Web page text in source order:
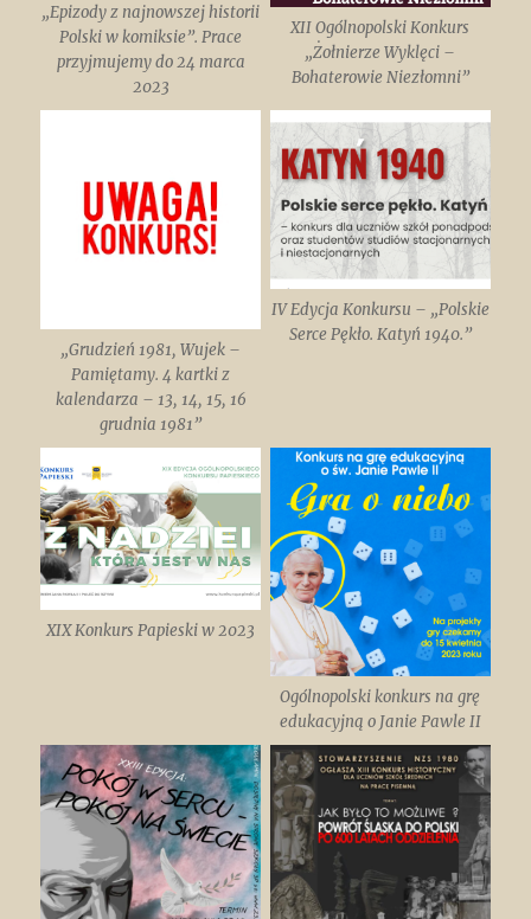
„Epizody z najnowszej historii
Polski w komiksie”. Prace
przyjmujemy do 24 marca
2023
XII Ogólnopolski Konkurs
„Żołnierze Wyklęci –
Bohaterowie Niezłomni”
„Grudzień 1981, Wujek –
Pamiętamy. 4 kartki z
kalendarza – 13, 14, 15, 16
grudnia 1981”
IV Edycja Konkursu – „Polskie
Serce Pękło. Katyń 1940.”
XIX Konkurs Papieski w 2023
Ogólnopolski konkurs na grę
edukacyjną o Janie Pawle II